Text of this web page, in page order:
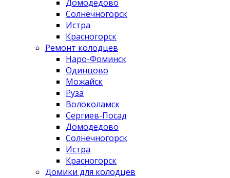
Домодедово
Солнечногорск
Истра
Красногорск
Ремонт колодцев
Наро-Фоминск
Одинцово
Можайск
Руза
Волоколамск
Сергиев-Посад
Домодедово
Солнечногорск
Истра
Красногорск
Домики для колодцев